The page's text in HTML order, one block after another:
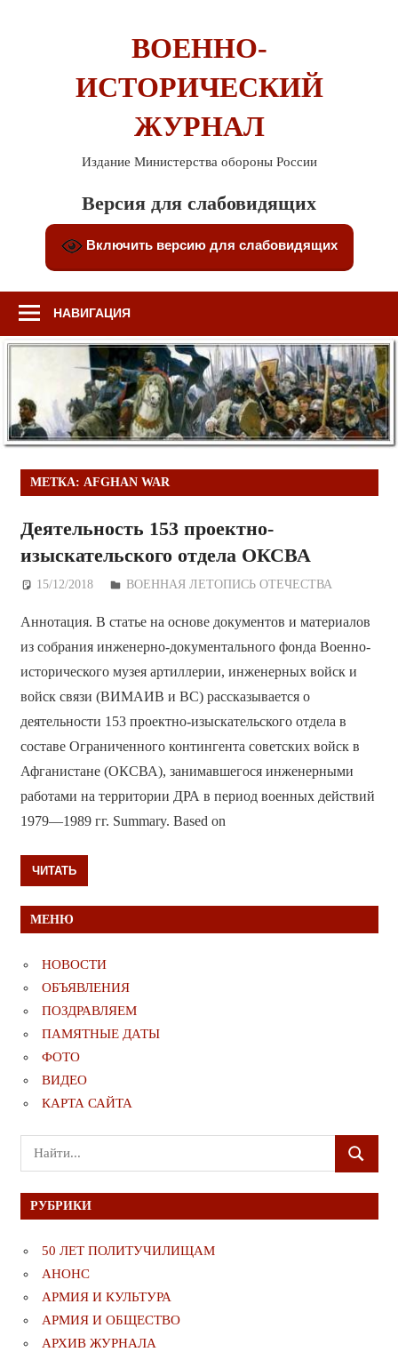
ВОЕННО-
ИСТОРИЧЕСКИЙ
ЖУРНАЛ
Издание Министерства обороны России
Версия для слабовидящих
Включить версию для слабовидящих
НАВИГАЦИЯ
МЕТКА: AFGHAN WAR
Деятельность 153 проектно-
изыскательского отдела ОКСВА
15/12/2018 Дежурный по Редакции
ВОЕННАЯ ЛЕТОПИСЬ ОТЕЧЕСТВА
Аннотация. В статье на основе документов и материалов
из собрания инженерно-документального фонда Военно-
исторического музея артиллерии, инженерных войск и
войск связи (ВИМАИВ и ВС) рассказывается о
деятельности 153 проектно-изыскательского отдела в
составе Ограниченного контингента советских войск в
Афганистане (ОКСВА), занимавшегося инженерными
работами на территории ДРА в период военных действий
1979—1989 гг. Summary. Based on
ЧИТАТЬ
МЕНЮ
НОВОСТИ
ОБЪЯВЛЕНИЯ
ПОЗДРАВЛЯЕМ
ПАМЯТНЫЕ ДАТЫ
ФОТО
ВИДЕО
КАРТА САЙТА
Поиск
для:
ПОИСК
РУБРИКИ
50 ЛЕТ ПОЛИТУЧИЛИЩАМ
АНОНС
АРМИЯ И КУЛЬТУРА
АРМИЯ И ОБЩЕСТВО
АРХИВ ЖУРНАЛА